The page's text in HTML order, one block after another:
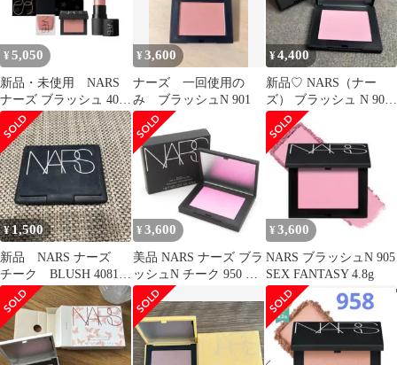
¥ 5,050
新品・未使用 NARS
ナーズ ブラッシュ 4081
BEHAVE チークセット
¥3,600
ナーズ 一回使用の
み ブラッシュN 901
¥4,400
新品♡ NARS（ナー
ズ） ブラッシュ N 905
SEX APPEAL
¥1,500
新品 NARS ナーズ
チーク BLUSH 4081
4.8g
¥ 3,600
美品 NARS ナーズ ブラ
ッシュN チーク 950 残
量多 BO12215S
¥ 3,600
NARS ブラッシュN 905
SEX FANTASY 4.8g